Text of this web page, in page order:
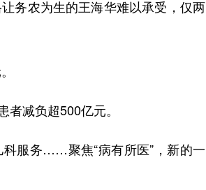
务农为生的王海华难以承受，仅两
减负超500亿元。
服务……聚焦“病有所医”，新的一